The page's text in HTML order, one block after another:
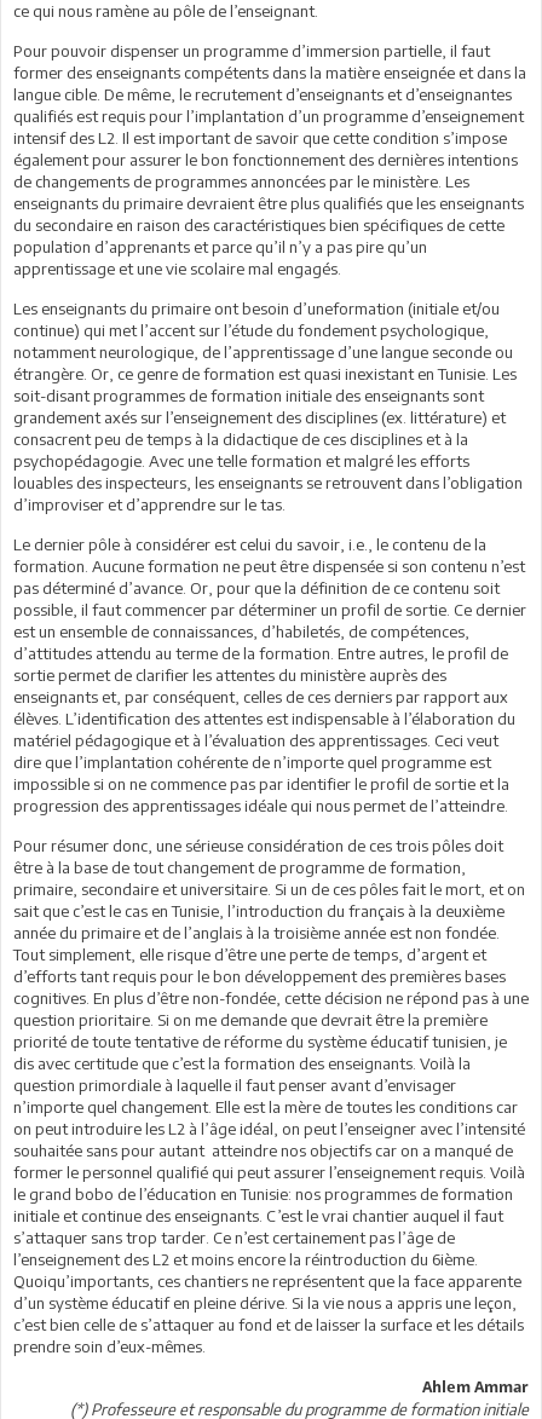
ce qui nous ramène au pôle de l’enseignant.
Pour pouvoir dispenser un programme d’immersion partielle, il faut
former des enseignants compétents dans la matière enseignée et dans la
langue cible. De même, le recrutement d’enseignants et d’enseignantes
qualifiés est requis pour l’implantation d’un programme d’enseignement
intensif des L2. Il est important de savoir que cette condition s’impose
également pour assurer le bon fonctionnement des dernières intentions
de changements de programmes annoncées par le ministère. Les
enseignants du primaire devraient être plus qualifiés que les enseignants
du secondaire en raison des caractéristiques bien spécifiques de cette
population d’apprenants et parce qu’il n’y a pas pire qu’un
apprentissage et une vie scolaire mal engagés.
Les enseignants du primaire ont besoin d’uneformation (initiale et/ou
continue) qui met l’accent sur l’étude du fondement psychologique,
notamment neurologique, de l’apprentissage d’une langue seconde ou
étrangère. Or, ce genre de formation est quasi inexistant en Tunisie. Les
soit-disant programmes de formation initiale des enseignants sont
grandement axés sur l’enseignement des disciplines (ex. littérature) et
consacrent peu de temps à la didactique de ces disciplines et à la
psychopédagogie. Avec une telle formation et malgré les efforts
louables des inspecteurs, les enseignants se retrouvent dans l’obligation
d’improviser et d’apprendre sur le tas.
Le dernier pôle à considérer est celui du savoir, i.e., le contenu de la
formation. Aucune formation ne peut être dispensée si son contenu n’est
pas déterminé d’avance. Or, pour que la définition de ce contenu soit
possible, il faut commencer par déterminer un profil de sortie. Ce dernier
est un ensemble de connaissances, d’habiletés, de compétences,
d’attitudes attendu au terme de la formation. Entre autres, le profil de
sortie permet de clarifier les attentes du ministère auprès des
enseignants et, par conséquent, celles de ces derniers par rapport aux
élèves. L’identification des attentes est indispensable à l’élaboration du
matériel pédagogique et à l’évaluation des apprentissages. Ceci veut
dire que l’implantation cohérente de n’importe quel programme est
impossible si on ne commence pas par identifier le profil de sortie et la
progression des apprentissages idéale qui nous permet de l’atteindre.
Pour résumer donc, une sérieuse considération de ces trois pôles doit
être à la base de tout changement de programme de formation,
primaire, secondaire et universitaire. Si un de ces pôles fait le mort, et on
sait que c’est le cas en Tunisie, l’introduction du français à la deuxième
année du primaire et de l’anglais à la troisième année est non fondée.
Tout simplement, elle risque d’être une perte de temps, d’argent et
d’efforts tant requis pour le bon développement des premières bases
cognitives. En plus d’être non-fondée, cette décision ne répond pas à une
question prioritaire. Si on me demande que devrait être la première
priorité de toute tentative de réforme du système éducatif tunisien, je
dis avec certitude que c’est la formation des enseignants. Voilà la
question primordiale à laquelle il faut penser avant d’envisager
n’importe quel changement. Elle est la mère de toutes les conditions car
on peut introduire les L2 à l’âge idéal, on peut l’enseigner avec l’intensité
souhaitée sans pour autant atteindre nos objectifs car on a manqué de
former le personnel qualifié qui peut assurer l’enseignement requis. Voilà
le grand bobo de l’éducation en Tunisie: nos programmes de formation
initiale et continue des enseignants. C’est le vrai chantier auquel il faut
s’attaquer sans trop tarder. Ce n’est certainement pas l’âge de
l’enseignement des L2 et moins encore la réintroduction du 6ième.
Quoiqu’importants, ces chantiers ne représentent que la face apparente
d’un système éducatif en pleine dérive. Si la vie nous a appris une leçon,
c’est bien celle de s’attaquer au fond et de laisser la surface et les détails
prendre soin d’eux-mêmes.
Ahlem Ammar
(*) Professeure et responsable du programme de formation initiale